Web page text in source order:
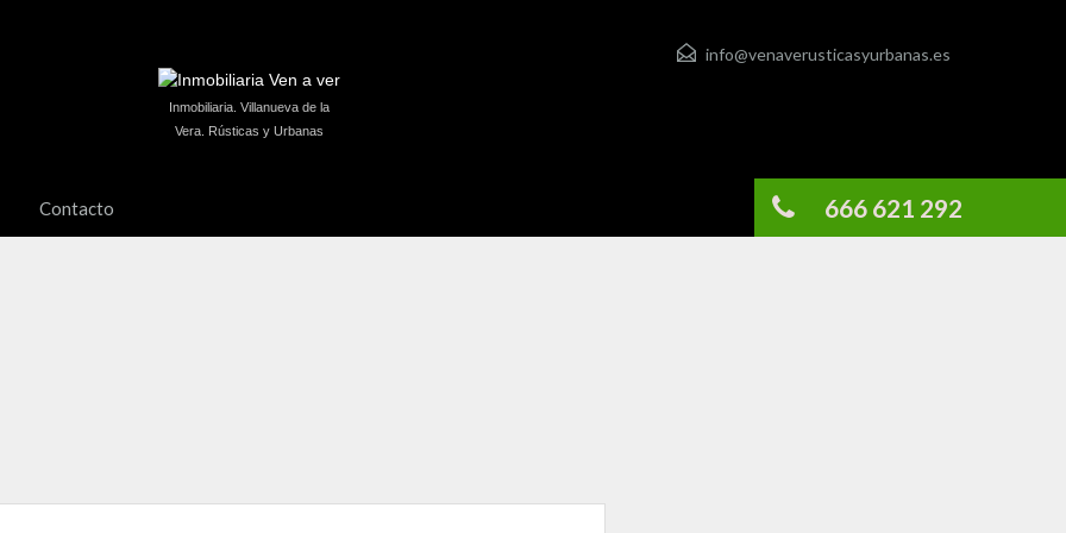
info@venaverusticasyurbanas.es
Inmobiliaria. Villanueva de la
Vera. Rústicas y Urbanas
Contacto 666 621 292